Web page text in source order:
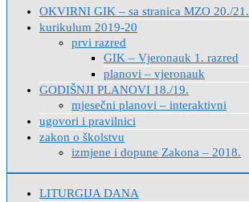
OKVIRNI GIK – sa stranica MZO 20./21.
kurikulum 2019-20
prvi razred
GIK – Vjeronauk 1. razred
planovi – vjeronauk
GODIŠNJI PLANOVI 18./19.
mjesečni planovi – interaktivni
ugovori i pravilnici
zakon o školstvu
izmjene i dopune Zakona – 2018.
LITURGIJA DANA